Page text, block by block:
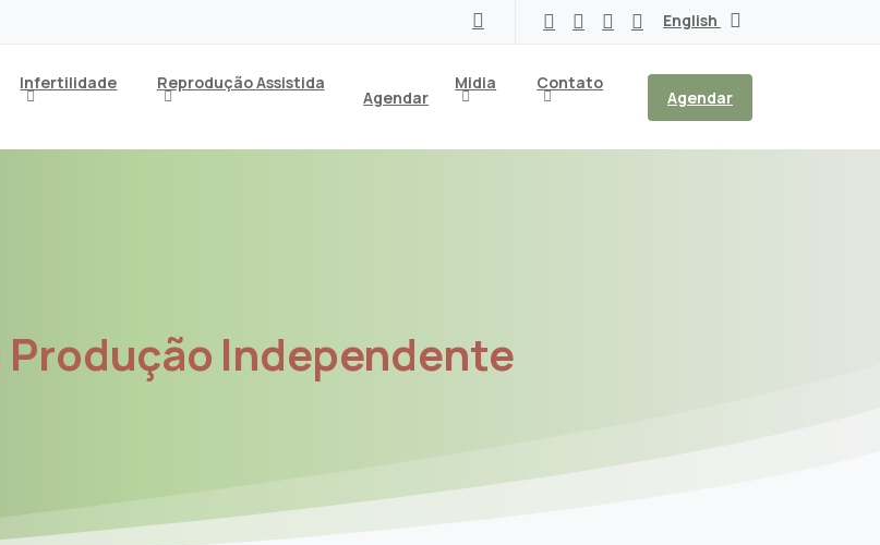
English
Infertilidade Reprodução Assistida
Agendar
Midia Contato
Agendar
Produção Independente